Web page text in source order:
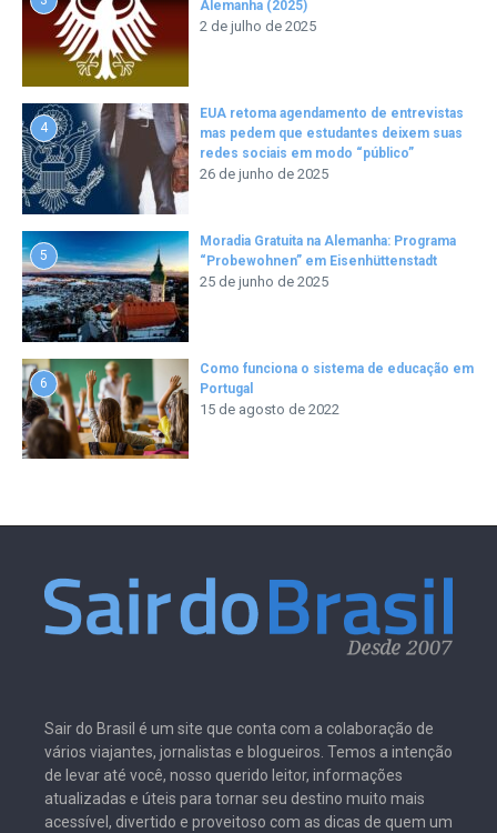
Alemanha (2025)
2 de julho de 2025
4
EUA retoma agendamento de entrevistas
mas pedem que estudantes deixem suas
redes sociais em modo “público”
26 de junho de 2025
5
Moradia Gratuita na Alemanha: Programa
“Probewohnen” em Eisenhüttenstadt
25 de junho de 2025
6
Como funciona o sistema de educação em
Portugal
15 de agosto de 2022
Sair do Brasil é um site que conta com a colaboração de
vários viajantes, jornalistas e blogueiros. Temos a intenção
de levar até você, nosso querido leitor, informações
atualizadas e úteis para tornar seu destino muito mais
acessível, divertido e proveitoso com as dicas de quem um